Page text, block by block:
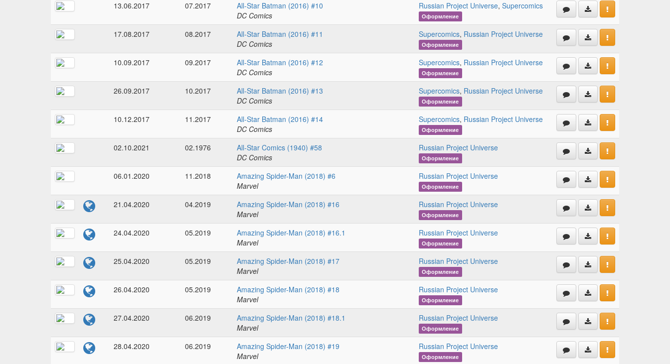
13.06.2017 07.2017
All-Star Batman (2016) #10
DC Comics
Russian Project Universe, Supercomics
Оформление
17.08.2017 08.2017
All-Star Batman (2016) #11
DC Comics
Supercomics, Russian Project Universe
Оформление
10.09.2017 09.2017
All-Star Batman (2016) #12
DC Comics
Supercomics, Russian Project Universe
Оформление
26.09.2017 10.2017
All-Star Batman (2016) #13
DC Comics
Supercomics, Russian Project Universe
Оформление
10.12.2017 11.2017
All-Star Batman (2016) #14
DC Comics
Supercomics, Russian Project Universe
Оформление
02.10.2021 02.1976
All-Star Comics (1940) #58
DC Comics
Russian Project Universe
Оформление
06.01.2020 11.2018
Amazing Spider-Man (2018) #6
Marvel
Russian Project Universe
Оформление
21.04.2020 04.2019
Amazing Spider-Man (2018) #16
Marvel
Russian Project Universe
Оформление
24.04.2020 05.2019
Amazing Spider-Man (2018) #16.1
Marvel
Russian Project Universe
Оформление
25.04.2020 05.2019
Amazing Spider-Man (2018) #17
Marvel
Russian Project Universe
Оформление
26.04.2020 05.2019
Amazing Spider-Man (2018) #18
Marvel
Russian Project Universe
Оформление
27.04.2020 06.2019
Amazing Spider-Man (2018) #18.1
Marvel
Russian Project Universe
Оформление
28.04.2020 06.2019
Amazing Spider-Man (2018) #19
Marvel
Russian Project Universe
Оформление